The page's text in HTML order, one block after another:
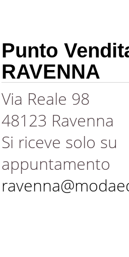
Punto
RAVENNA
Via Reale 98
48123 Ravenna
Si riceve solo su
appuntamento